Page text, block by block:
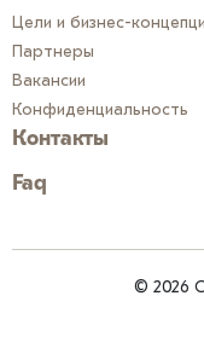
Цели и бизнес-
Партнеры
Вакансии
Конфиденциальность
Контакты
Faq
© 2026